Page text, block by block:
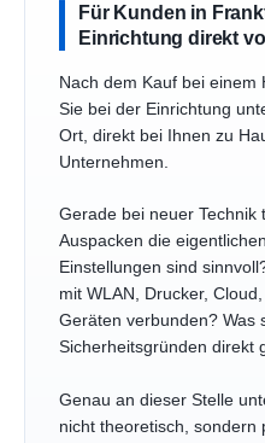
Für Kunden in
Einrichtung direkt
Nach dem Kauf bei einem
Sie bei der Einrichtung
Ort, direkt bei Ihnen zu
Unternehmen.
Gerade bei neuer Technik
Auspacken die
Einstellungen sind
mit WLAN, Drucker,
Geräten verbunden? Was
Sicherheitsgründen direkt
Genau an dieser Stelle
nicht theoretisch, sondern